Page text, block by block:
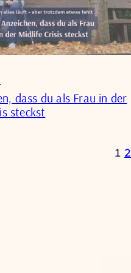
dass du als Frau in der
steckst
1 2